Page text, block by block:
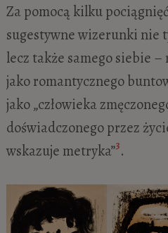
Za pomocą kilku
sugestywne wizerunki nie
lecz także samego siebie
jako romantycznego
jako „człowieka
doświadczonego przez
wskazuje metryka”3.